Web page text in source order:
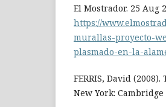
El Mostrador. 25 Aug
https://
murallas-proyecto-
plasmado-en-la-
FERRIS, David
New York: